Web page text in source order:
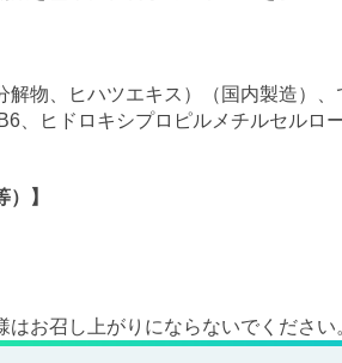
解物、ヒハツエキス）（国内製造）
、ヒドロキシプロピルメチルセル
】
お召し上がりにならないでください